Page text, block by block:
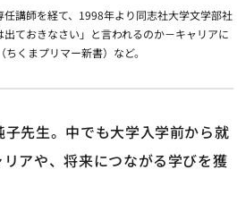
講師を経て、1998年より同志社大学文学部社
ておきなさい」と言われるのか－キャリアに
くまプリマー新書）など。
先生。中でも大学入学前から就
アや、将来につながる学びを獲